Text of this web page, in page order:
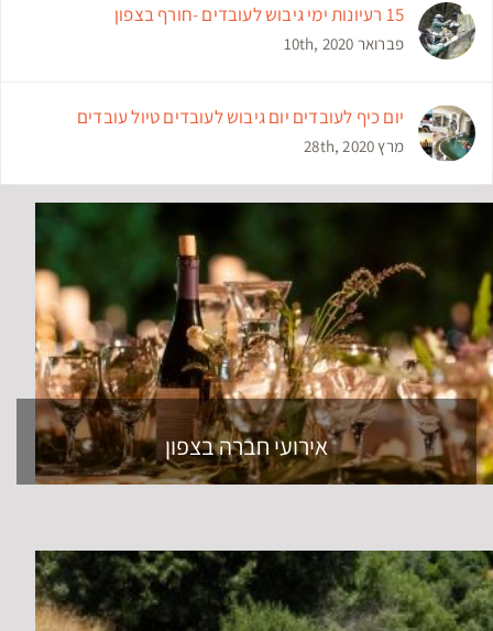
15 רעיונות ימי גיבוש לעובדים -חורף בצפון
פברואר 10th, 2020
יום כיף לעובדים יום גיבוש לעובדים טיול עובדים
מרץ 28th, 2020
אירועי חברה בצפון